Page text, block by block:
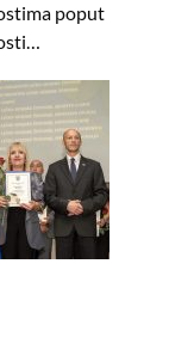
poput